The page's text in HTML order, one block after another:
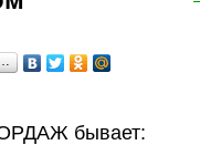
бывает: